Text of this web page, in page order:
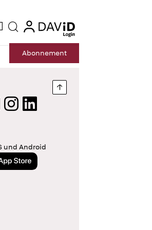
Suche login
Abonnement
Nach oben springen
Instagram
LinkedIn
und Android
im App Store